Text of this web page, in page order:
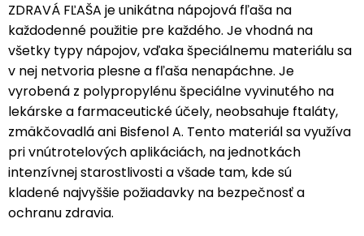
ZDRAVÁ FĽAŠA je unikátna nápojová fľaša na
každodenné použitie pre každého. Je vhodná na
všetky typy nápojov, vďaka špeciálnemu materiálu sa
v nej netvoria plesne a fľaša nenapáchne. Je
vyrobená z polypropylénu špeciálne vyvinutého na
lekárske a farmaceutické účely, neobsahuje ftaláty,
zmäkčovadlá ani Bisfenol A. Tento materiál sa využíva
pri vnútrotelových aplikáciách, na jednotkách
intenzívnej starostlivosti a všade tam, kde sú
kladené najvyššie požiadavky na bezpečnosť a
ochranu zdravia.